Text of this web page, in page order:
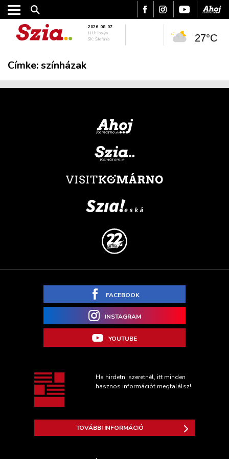
PODCAST
MIX
2026. 08. 07.
HU: Ibolya
SK: Štefánia
27°C
Címke:színházak
FACEBOOK
INSTAGRAM
YOUTUBE
Ha hirdetni szeretnél, itt minden
hasznos információt megtalálsz!
TOVÁBBI INFORMÁCIÓ